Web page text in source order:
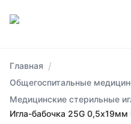
Главная /
Общегоспитальные
Медицинские стерильные
Игла-бабочка 25G 0,5х19мм